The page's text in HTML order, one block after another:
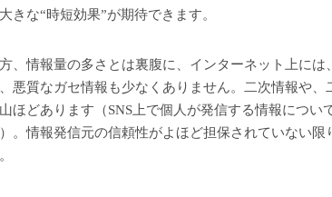
きな“時短効果”が期待できます。
、情報量の多さとは裏腹に、インターネット上に
悪質なガセ情報も少なくありません。二次情報や
ほどあります（SNS上で個人が発信する情報につい
。情報発信元の信頼性がよほど担保されていない